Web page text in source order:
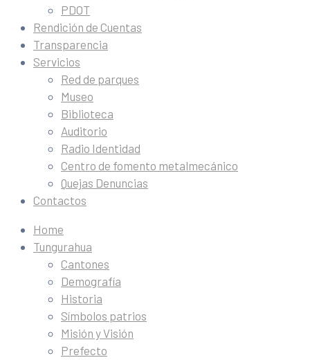
PDOT
Rendición de Cuentas
Transparencia
Servicios
Red de parques
Museo
Biblioteca
Auditorio
Radio Identidad
Centro de fomento metalmecánico
Quejas Denuncias
Contactos
Home
Tungurahua
Cantones
Demografía
Historia
Símbolos patrios
Misión y Visión
Prefecto